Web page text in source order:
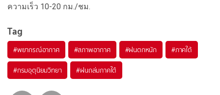
ความเร็ว 10-20 กม./ชม.
Tag
#พยากรณ์อากาศ #สภาพอากาศ #ฝนตกหนัก #ภาคใต้
#กรมอุตุนิยมวิทยา #ฝนถล่มภาคใต้